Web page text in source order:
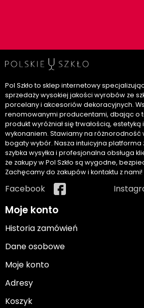
Pol Szkło to sklep internetowy
sprzedaży wysokiej jakości wyrobów ze
porcelany i akcesoriów dekoracyjnych.
renomowanymi producentami, dbając o
produkt wyróżniał się trwałością, estetyką
wykonaniem. Stawiamy na różnorodność
bogaty wybór. Nasza intuicyjna platforma
szybka wysyłka i profesjonalna obsługa
że zakupy w Pol Szkło są wygodne,
Zachęcamy do zakupów i kontaktu z nami!
Facebook
Moje konto
Historia zamówień
Dane osobowe
Moje konto
Adresy
Koszyk